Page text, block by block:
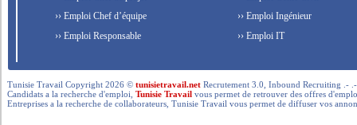
›› Emploi Chef d’équipe
›› Emploi Responsable
›› Emploi Ingénieur
›› Emploi IT
Tunisie Travail Copyright 2026 ©tunisietravail.net Recrutement 3.0, Inbound Recruiting .-
Candidats a la recherche d'emploi,Tunisie Travail vous permet de retrouver des offres
Entreprises a la recherche de collaborateurs, Tunisie Travail vous permet de diffuser vos